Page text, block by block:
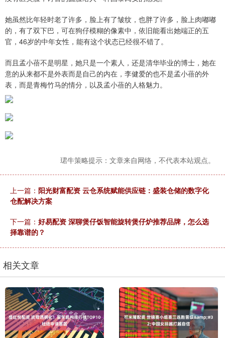
她虽然比年轻时老了许多，脸上有了皱纹，也胖了许多，脸上肉嘟嘟
的，有了双下巴，可在狗仔模糊的像素中，依旧能看出她端正的五
官，46岁的中年女性，能有这个状态已经很不错了。
而且孟小蓓不是明星，她只是一个素人，还是清华毕业的博士，她在
意的从来都不是外表而是自己的内在，李健爱的也不是孟小蓓的外
表，而是青梅竹马的情分，以及孟小蓓的人格魅力。
珺牛策略提示：文章来自网络，不代表本站观点。
上一篇： 阳光财富配资 云仓系统赋能供应链：盛装仓储的数字化
仓配解决方案
下一篇： 好易配资 深聊煲仔饭智能旋转煲仔炉推荐品牌，怎么选
择靠谱的？
相关文章